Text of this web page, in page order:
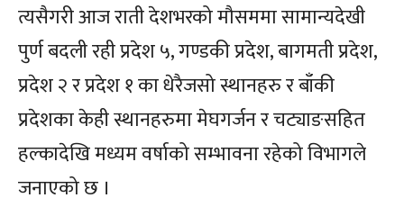
त्यसैगरी आज राती देशभरको मौसममा सामान्यदेखी
पुर्ण बदली रही प्रदेश ५, गण्डकी प्रदेश, बागमती प्रदेश,
प्रदेश २ र प्रदेश १ का धेरैजसो स्थानहरु र बाँकी
प्रदेशका केही स्थानहरुमा मेघगर्जन र चट्याङसहित
हल्कादेखि मध्यम वर्षाको सम्भावना रहेको विभागले
जनाएको छ ।